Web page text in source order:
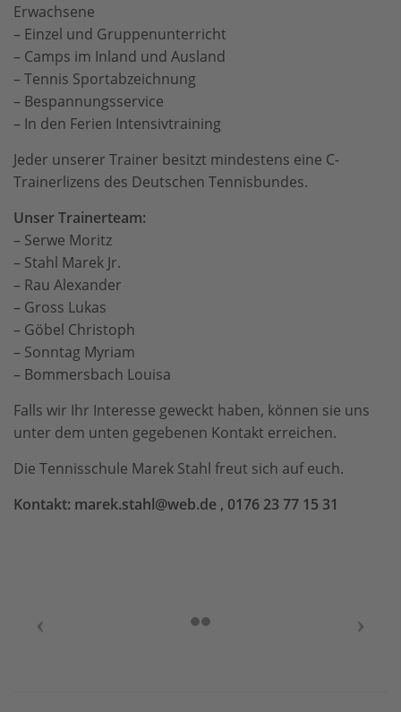
Erwachsene
– Einzel und Gruppenunterricht
– Camps im Inland und Ausland
– Tennis Sportabzeichnung
– Bespannungsservice
– In den Ferien Intensivtraining
Jeder unserer Trainer besitzt mindestens eine C-
Trainerlizens des Deutschen Tennisbundes.
Unser Trainerteam:
– Serwe Moritz
– Stahl Marek Jr.
– Rau Alexander
– Gross Lukas
– Göbel Christoph
– Sonntag Myriam
– Bommersbach Louisa
Falls wir Ihr Interesse geweckt haben, können sie uns
unter dem unten gegebenen Kontakt erreichen.
Die Tennisschule Marek Stahl freut sich auf euch.
Kontakt: marek.stahl@web.de , 0176 23 77 15 31